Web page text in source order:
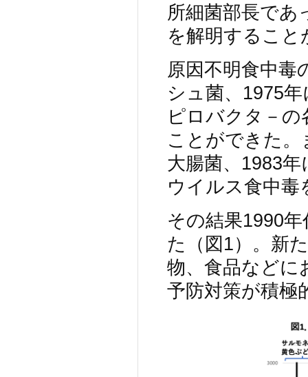
所細菌部長で
を解明すること
原因不明食中毒
シュ菌、1975
ピロバクタ－
ことができた。
大腸菌、1983
ウイルス食中
その結果1990
た（図1）。新
物、食品などに
予防対策が積極